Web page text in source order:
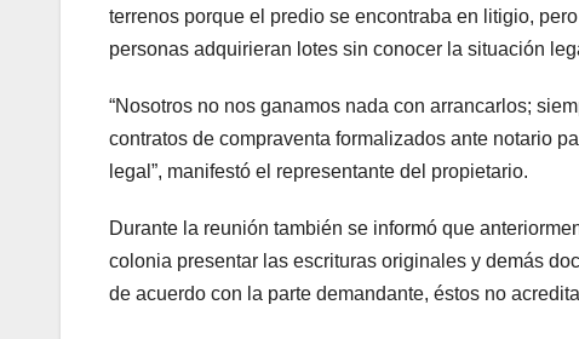
terrenos porque el predio se encontraba en litigio,
personas adquirieran lotes sin conocer la situación
“Nosotros no nos ganamos nada con arrancarlos;
contratos de compraventa formalizados ante notario
legal”, manifestó el representante del propietario.
Durante la reunión también se informó que
colonia presentar las escrituras originales y demás
de acuerdo con la parte demandante, éstos no